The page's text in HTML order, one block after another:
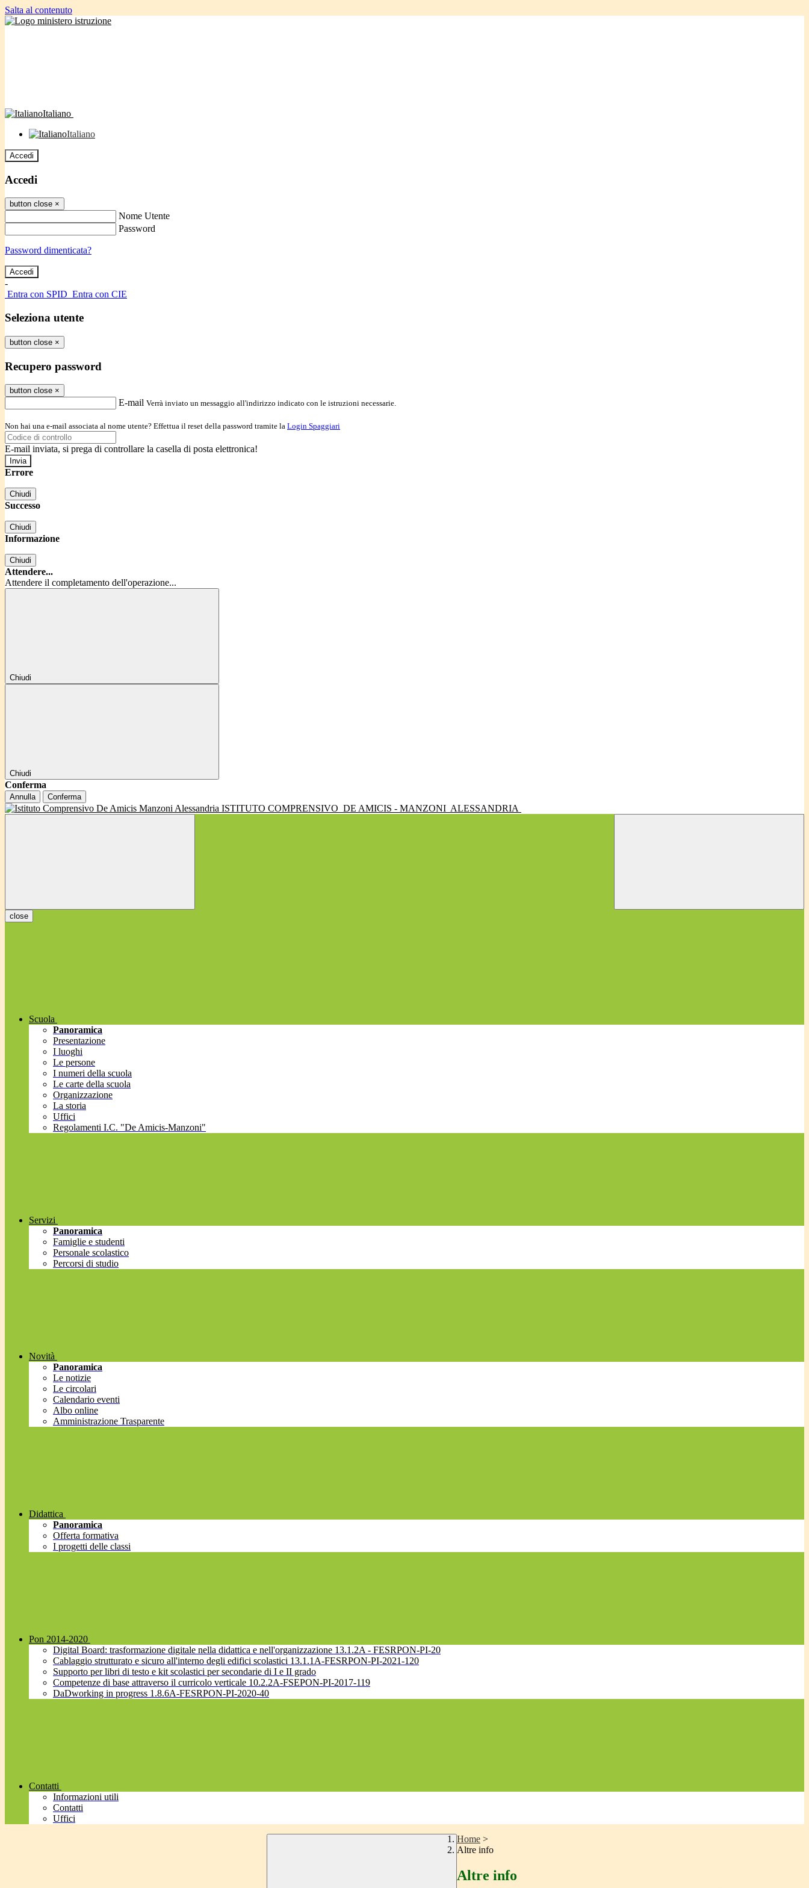
Salta al contenuto
Italiano
Italiano
Accedi
Accedi
button close ×
Nome Utente
Password
Password dimenticata?
-
Entra con SPID Entra con CIE
Seleziona utente
button close ×
Recupero password
button close ×
E-mail Verrà inviato un messaggio all'indirizzo indicato con le istruzioni necessarie.
Non hai una e-mail associata al nome utente? Effettua il reset della password tramite la Login Spaggiari
E-mail inviata, si prega di controllare la casella di posta elettronica!
Errore
Chiudi
Successo
Chiudi
Informazione
Chiudi
Attendere...
Attendere il completamento dell'operazione...
Chiudi
Chiudi
Conferma
Annulla Conferma
ISTITUTO COMPRENSIVO DE AMICIS - MANZONI ALESSANDRIA
close
Scuola
Panoramica
Presentazione
I luoghi
Le persone
I numeri della scuola
Le carte della scuola
Organizzazione
La storia
Uffici
Regolamenti I.C. "De Amicis-Manzoni"
Servizi
Panoramica
Famiglie e studenti
Personale scolastico
Percorsi di studio
Novità
Panoramica
Le notizie
Le circolari
Calendario eventi
Albo online
Amministrazione Trasparente
Didattica
Panoramica
Offerta formativa
I progetti delle classi
Pon 2014-2020
Digital Board: trasformazione digitale nella didattica e nell'organizzazione 13.1.2A - FESRPON-PI-20
Cablaggio strutturato e sicuro all'interno degli edifici scolastici 13.1.1A-FESRPON-PI-2021-120
Supporto per libri di testo e kit scolastici per secondarie di I e II grado
Competenze di base attraverso il curricolo verticale 10.2.2A-FSEPON-PI-2017-119
DaDworking in progress 1.8.6A-FESRPON-PI-2020-40
Contatti
Informazioni utili
Contatti
Uffici
Home >
Altre info
Altre info